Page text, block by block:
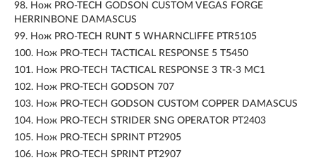
98. Нож PRO-TECH GODSON CUSTOM VEGAS FORGE
HERRINBONE DAMASCUS
99. Нож PRO-TECH RUNT 5 WHARNCLIFFE PTR5105
100. Нож PRO-TECH TACTICAL RESPONSE 5 T5450
101. Нож PRO-TECH TACTICAL RESPONSE 3 TR-3 MC1
102. Нож PRO-TECH GODSON 707
103. Нож PRO-TECH GODSON CUSTOM COPPER DAMASCUS
104. Нож PRO-TECH STRIDER SNG OPERATOR PT2403
105. Нож PRO-TECH SPRINT PT2905
106. Нож PRO-TECH SPRINT PT2907